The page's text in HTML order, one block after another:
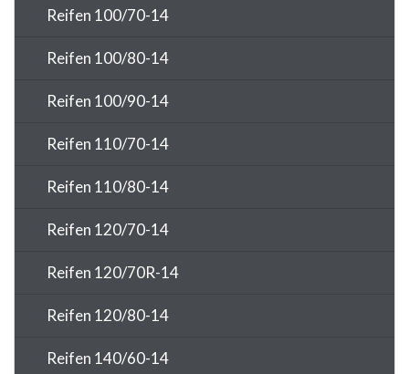
Reifen 100/70-14
Reifen 100/80-14
Reifen 100/90-14
Reifen 110/70-14
Reifen 110/80-14
Reifen 120/70-14
Reifen 120/70R-14
Reifen 120/80-14
Reifen 140/60-14